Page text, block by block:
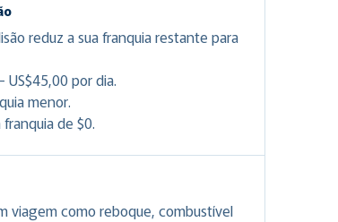
reduz a sua franquia restante para
US$45,00 por dia.
menor.
de $0.
viagem como reboque, combustível